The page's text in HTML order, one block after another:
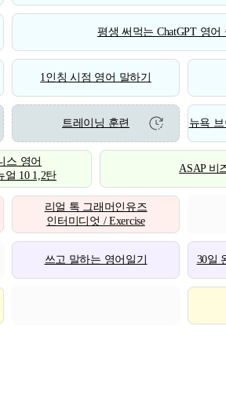
평생 써먹는 ChatGPT 영어
1인칭 시점 영어 말하기
트레이닝 훈련 뉴욕
스 영어
얼 10 1,2탄
ASAP 비
리얼 톡 그래머인유즈
인터미디엇 / Exercise
쓰고 말하는 영어일기 30일